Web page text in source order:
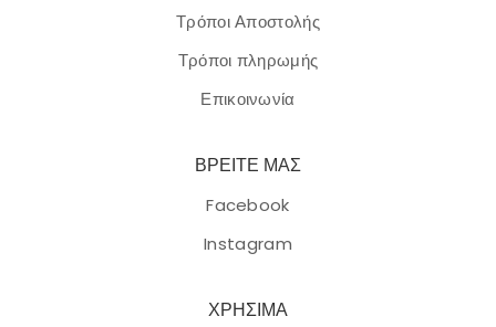
Τρόποι Αποστολής
Τρόποι πληρωμής
Επικοινωνία
ΒΡΕΙΤΕ ΜΑΣ
Facebook
Instagram
ΧΡΗΣΙΜΑ